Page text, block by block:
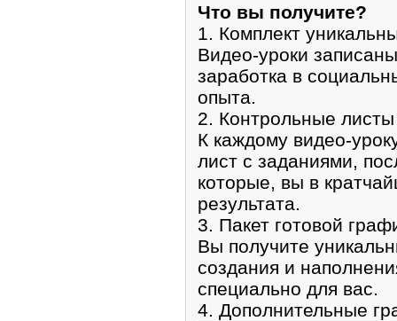
Что вы получите?
1. Комплект
Видео-уроки
заработка в
опыта.
2. Контрольные листы
К каждому видео-
лист с заданиями,
которые, вы в
результата.
3. Пакет готовой
Вы получите
создания и
специально для вас.
4. Дополнительные